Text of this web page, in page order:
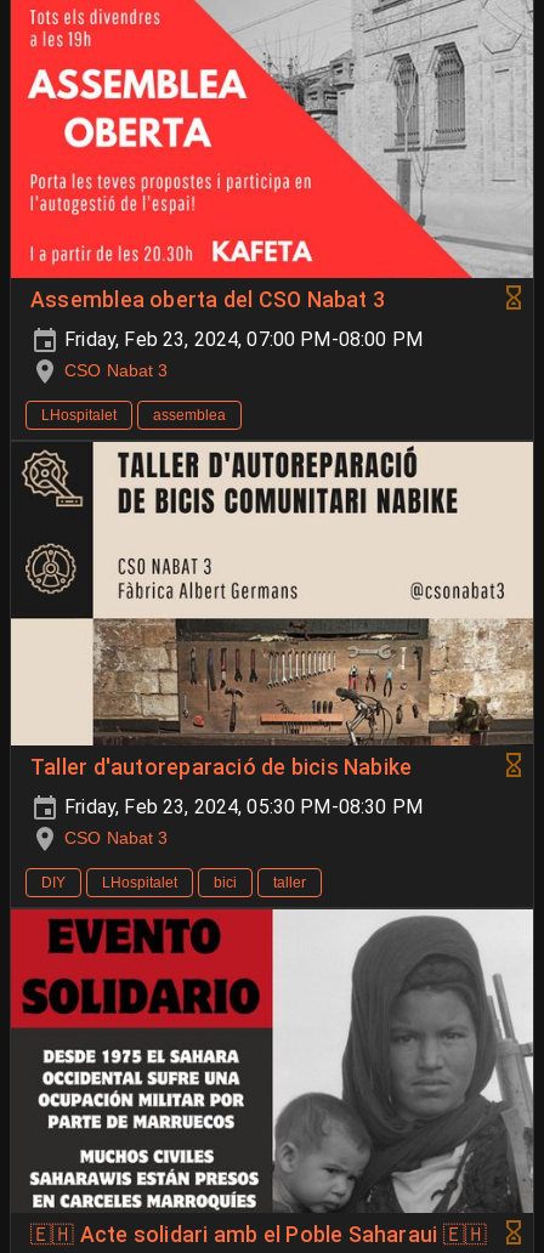
Assemblea oberta del CSO Nabat 3
Friday, Feb 23, 2024, 07:00 PM-08:00 PM
CSO Nabat 3
LHospitalet assemblea
Taller d'autoreparació de bicis Nabike
Friday, Feb 23, 2024, 05:30 PM-08:30 PM
CSO Nabat 3
DIY LHospitalet bici taller
🇪🇭 Acte solidari amb el Poble Saharaui 🇪🇭